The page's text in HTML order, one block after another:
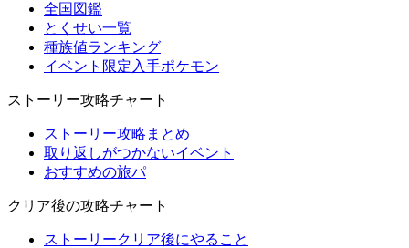
全国図鑑
とくせい一覧
種族値ランキング
イベント限定入手ポケモン
ストーリー攻略チャート
ストーリー攻略まとめ
取り返しがつかないイベント
おすすめの旅パ
クリア後の攻略チャート
ストーリークリア後にやること